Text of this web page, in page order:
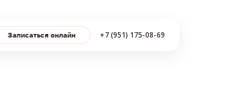
Записаться онлайн +7 (951) 175-08-69